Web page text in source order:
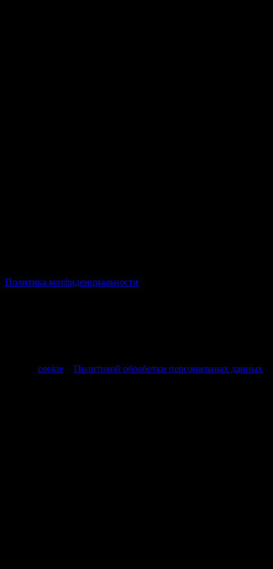
Политика конфиденциальности
cookie Политикой обработки персональных данных